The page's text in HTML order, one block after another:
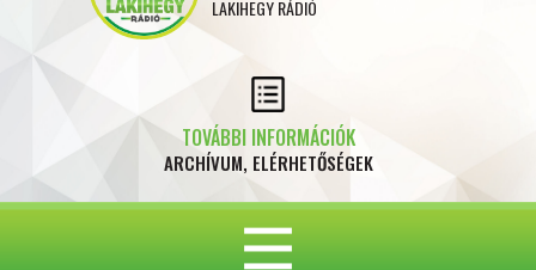
LAKIHEGY RÁDIÓ
TOVÁBBI INFORMÁCIÓK
ARCHÍVUM, ELÉRHETŐSÉGEK